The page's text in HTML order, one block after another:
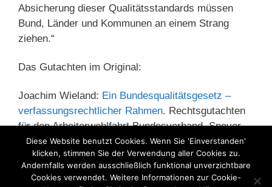
Absicherung dieser Qualitätsstandards müssen
Bund, Länder und Kommunen an einem Strang
ziehen.“
Das Gutachten im Original:
Joachim Wieland: Ein Bundesqualitätsgesetz –
verfassungsrechtlicher Rahmen. Rechtsgutachten
für den Arbeiterwohlfahrt Bundesverband, Speyer,
18.12.2015
Kategorien
Erzieherinnen,Kindertagesbetreuung,Kita,KiTa-
Diese Website benutzt Cookies. Wenn Sie 'Einverstanden'
klicken, stimmen Sie der Verwendung aller Cookies zu.
Andernfalls werden ausschließlich funktional unverzichtbare
Cookies verwendet. Weitere Informationen zur Cookie-